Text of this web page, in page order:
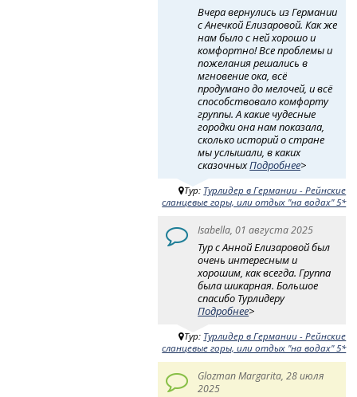
Вчера вернулись из Германии
с Анечкой Елизаровой. Как же
нам было с ней хорошо и
комфортно! Все проблемы и
пожелания решались в
мгновение ока, всё
продумано до мелочей, и всё
способствовало комфорту
группы. А какие чудесные
городки она нам показала,
сколько историй о стране
мы услышали, в каких
сказочныхПодробнее>
Тур: Турлидер в Германии - Рейнские
сланцевые горы, или отдых "на водах" 5*
Isabella, 01 августа 2025
Тур с Анной Елизаровой был
очень интересным и
хорошим, как всегда. Группа
была шикарная. Большое
спасибо Турлидеру
Подробнее>
Тур: Турлидер в Германии - Рейнские
сланцевые горы, или отдых "на водах" 5*
Glozman Margarita, 28 июля
2025